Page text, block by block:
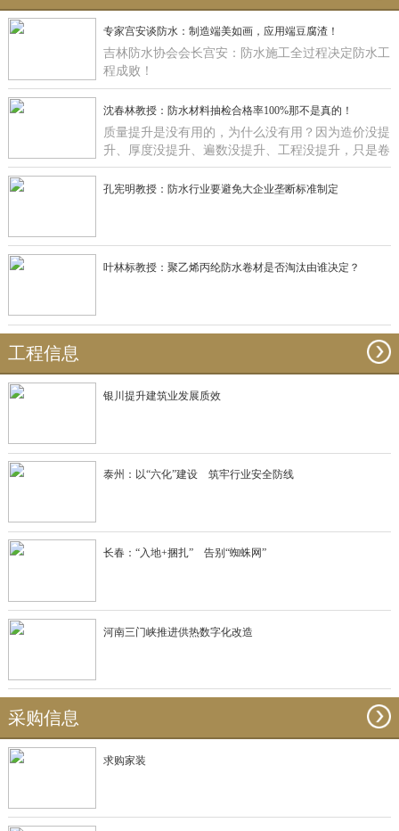
专家宫安谈防水：制造端美如画，应用端豆腐渣！
吉林防水协会会长宫安：防水施工全过程决定防水工
程成败！
沈春林教授：防水材料抽检合格率100%那不是真的！
质量提升是没有用的，为什么没有用？因为造价没提
升、厚度没提升、遍数没提升、工程没提升，只是卷
材在那里提升有什么用啊？
孔宪明教授：防水行业要避免大企业垄断标准制定
叶林标教授：聚乙烯丙纶防水卷材是否淘汰由谁决定？
工程信息
银川提升建筑业发展质效
泰州：以“六化”建设 筑牢行业安全防线
长春：“入地+捆扎” 告别“蜘蛛网”
河南三门峡推进供热数字化改造
采购信息
求购家装